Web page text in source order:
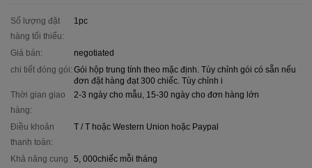
Số lượng đặt
hàng tối thiểu:
1pc
Giá bán:
negotiated
chi tiết đóng gói: Gói hộp trung tính theo mặc định. Tùy chỉnh gói có sẵn nếu
đơn đặt hàng đạt 300 chiếc. Tùy chỉnh i
Thời gian giao
hàng:
2-3 ngày cho mẫu, 15-30 ngày cho đơn hàng lớn
Điều khoản
thanh toán:
T / T hoặc Western Union hoặc Paypal
Khả năng cung
5, 000chiếc mỗi tháng